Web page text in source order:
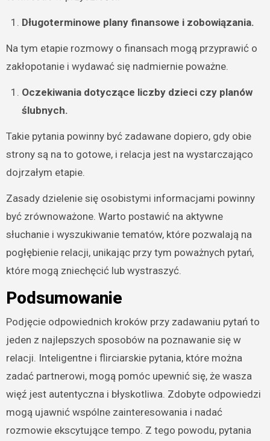
Długoterminowe plany finansowe i zobowiązania.
Na tym etapie rozmowy o finansach mogą przyprawić o
zakłopotanie i wydawać się nadmiernie poważne.
Oczekiwania dotyczące liczby dzieci czy planów
ślubnych.
Takie pytania powinny być zadawane dopiero, gdy obie
strony są na to gotowe, i relacja jest na wystarczająco
dojrzałym etapie.
Zasady dzielenie się osobistymi informacjami powinny
być zrównoważone. Warto postawić na aktywne
słuchanie i wyszukiwanie tematów, które pozwalają na
pogłębienie relacji, unikając przy tym poważnych pytań,
które mogą zniechęcić lub wystraszyć.
Podsumowanie
Podjęcie odpowiednich kroków przy zadawaniu pytań to
jeden z najlepszych sposobów na poznawanie się w
relacji. Inteligentne i flirciarskie pytania, które można
zadać partnerowi, mogą pomóc upewnić się, że wasza
więź jest autentyczna i błyskotliwa. Zdobyte odpowiedzi
mogą ujawnić wspólne zainteresowania i nadać
rozmowie ekscytujące tempo. Z tego powodu, pytania